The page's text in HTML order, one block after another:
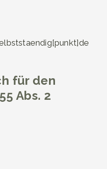
für den
Abs. 2